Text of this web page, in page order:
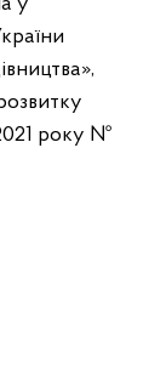
року №